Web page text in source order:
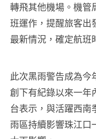
轉飛其他機場。機管
班運作，提醒旅客出
最新情況，確定航班
此次黑雨警告成為今
創下有紀錄以來一年
台表示，與活躍西南
雨區持續影響珠江口